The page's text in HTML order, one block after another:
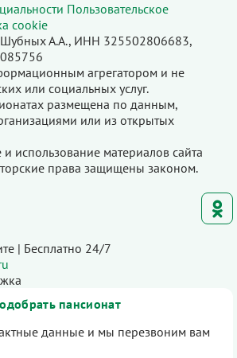
Пользовательское
cookie
А.А., ИНН 325502806683,
агрегатором и не
или социальных услуг.
размещена по данным,
или из открытых
использование материалов сайта
права защищены законом.
| Бесплатно 24/7
пансионат
данные и мы перезвоним вам